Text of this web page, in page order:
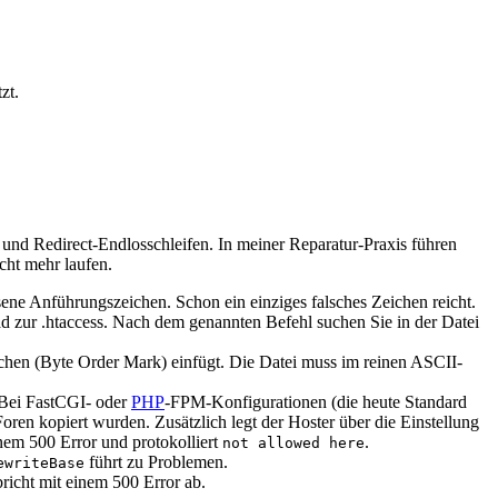
Redirect-Endlosschleifen. In meiner Reparatur-Praxis führen
mehr laufen.
Anführungszeichen. Schon ein einziges falsches Zeichen reicht.
zur .htaccess. Nach dem genannten Befehl suchen Sie in der Datei
(Byte Order Mark) einfügt. Die Datei muss im reinen ASCII-
FastCGI- oderPHP-FPM-Konfigurationen (die heute Standard
kopiert wurden. Zusätzlich legt der Hoster über die Einstellung
500 Error und protokolliert not allowed here.
führt zu Problemen.
mit einem 500 Error ab.